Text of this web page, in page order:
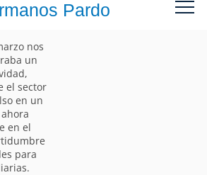
Pardo
nos
un
el sector
en un
en el
para